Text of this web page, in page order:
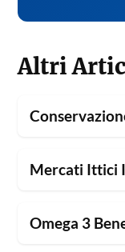
Altri
Mercati Ittici
Omega 3